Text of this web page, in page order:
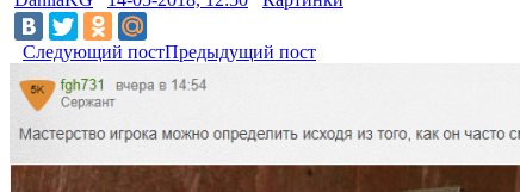
Следующий постПредыдущий пост